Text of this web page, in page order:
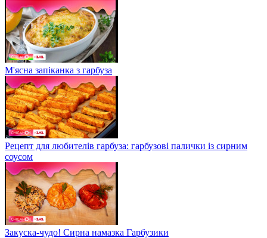
М'ясна запіканка з гарбуза
Рецепт для любителів гарбуза: гарбузові палички із сирним
соусом
Закуска-чудо! Сирна намазка Гарбузики